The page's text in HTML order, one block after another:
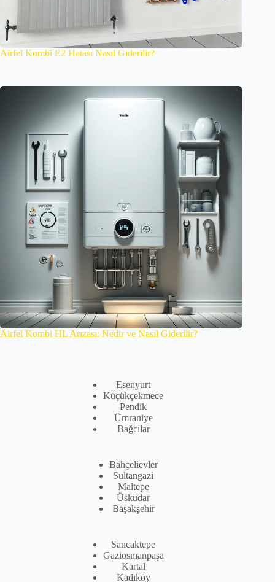
Airfel Kombi E2 Hatası Nasıl Giderilir?
Airfel Kombi HL Arızası: Nedir ve Nasıl Giderilir?
Esenyurt
Küçükçekmece
Pendik
Ümraniye
Bağcılar
Bahçelievler
Sultangazi
Maltepe
Üsküdar
Başakşehir
Sancaktepe
Gaziosmanpaşa
Kartal
Kadıköy